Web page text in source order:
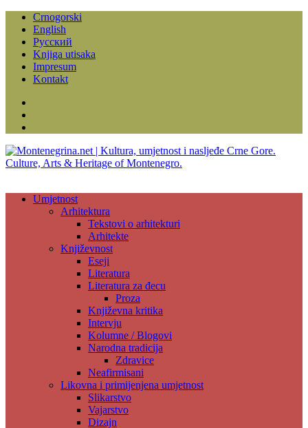
Crnogorski
English
Русский
Knjiga utisaka
Impresum
Kontakt
Umjetnost
Arhitektura
Tekstovi o arhitekturi
Arhitekte
Književnost
Eseji
Literatura
Literatura za đecu
Proza
Književna kritika
Intervju
Kolumne / Blogovi
Narodna tradicija
Zdravice
Neafirmisani
Likovna i primijenjena umjetnost
Slikarstvo
Vajarstvo
Dizajn